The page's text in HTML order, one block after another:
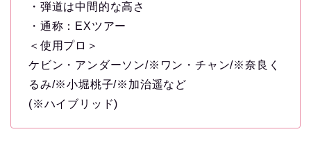
・弾道は中間的な高さ
・通称：EXツアー
＜使用プロ＞
ケビン・アンダーソン/※ワン・チャン/※奈良く
るみ/※小堀桃子/※加治遥など
(※ハイブリッド)